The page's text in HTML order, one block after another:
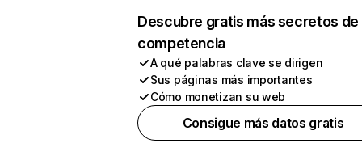
Descubre gratis más secretos de
competencia
A qué palabras clave se dirigen
Sus páginas más importantes
Cómo monetizan su web
Consigue más datos gratis